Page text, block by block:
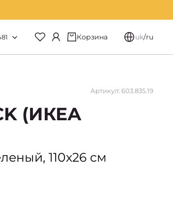
Корзина uk/ru
Артикул: 603.835.19
(ИКЕА
110x26 см